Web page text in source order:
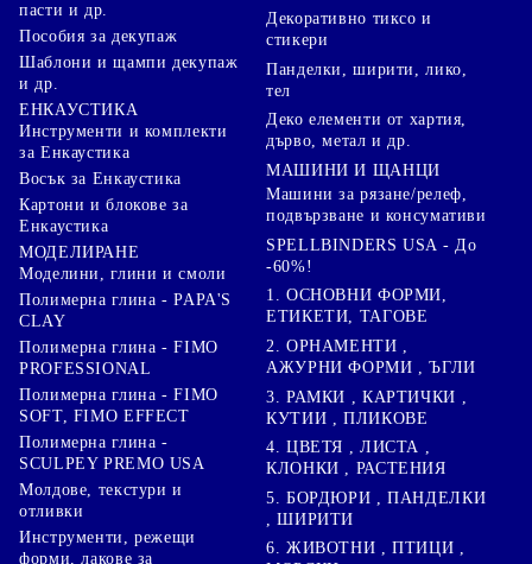
пасти и др.
Пособия за декупаж
Шаблони и щампи декупаж
и др.
ЕНКАУСТИКА
Инструменти и комплекти
за Енкаустика
Восък за Енкаустика
Картони и блокове за
Енкаустика
МОДЕЛИРАНЕ
Моделини, глини и смоли
Полимерна глина - PAPA'S
CLAY
Полимерна глина - FIMO
PROFESSIONAL
Полимерна глина - FIMO
SOFT, FIMO EFFECT
Полимерна глина -
SCULPEY PREMO USA
Молдове, текстури и
отливки
Инструменти, режещи
форми, лакове за
Декоративно тиксо и
стикери
Панделки, ширити, лико,
тел
Деко елементи от хартия,
дърво, метал и др.
МАШИНИ И ЩАНЦИ
Машини за рязане/релеф,
подвързване и консумативи
SPELLBINDERS USA - До
-60%!
1. ОСНОВНИ ФОРМИ,
ЕТИКЕТИ, ТАГОВЕ
2. ОРНАМЕНТИ ,
АЖУРНИ ФОРМИ , ЪГЛИ
3. РАМКИ , КАРТИЧКИ ,
КУТИИ , ПЛИКОВЕ
4. ЦВЕТЯ , ЛИСТА ,
КЛОНКИ , РАСТЕНИЯ
5. БОРДЮРИ , ПАНДЕЛКИ
, ШИРИТИ
6. ЖИВОТНИ , ПТИЦИ ,